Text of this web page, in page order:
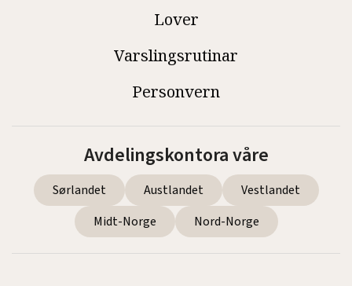
Lover
Varslingsrutinar
Personvern
Avdelingskontora våre
Sørlandet Austlandet
Vestlandet
Midt-Norge
Nord-Norge